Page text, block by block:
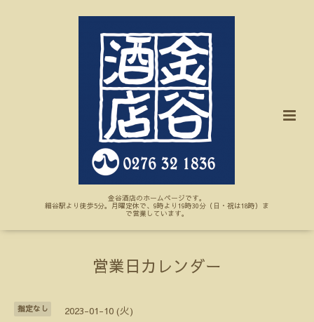
金谷酒店のホームページです。
細谷駅より徒歩5分。月曜定休で、9時より19時30分（日・祝は18時）ま
で営業しています。
営業日カレンダー
指定なし 2023-01-10 (火)